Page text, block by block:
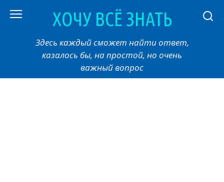
ХОЧУ ВСЁ ЗНАТЬ
Здесь каждый сможет найти ответ,
казалось бы, на простой, но очень
важный вопрос